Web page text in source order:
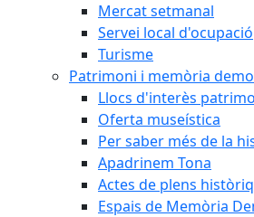
Mercat setmanal
Servei local d'ocupació
Turisme
Patrimoni i memòria
Llocs d'interès
Oferta museística
Per saber més de la
Apadrinem Tona
Actes de plens
Espais de Memòria